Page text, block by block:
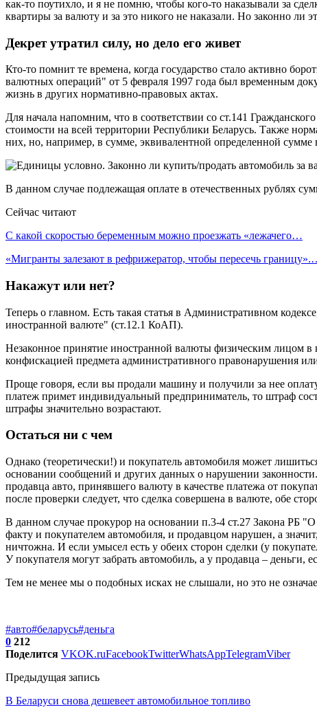
как-то поутихло, и я не помню, чтобы кого-то наказывали за
квартиры за валюту и за это никого не наказали. Но законно ли
Декрет утратил силу, но дело его живет
Кто-то помнит те времена, когда государство стало активно
валютных операций" от 5 февраля 1997 года был временным
жизнь в других нормативно-правовых актах.
Для начала напомним, что в соответствии со ст.141
стоимости на всей территории Республики Беларусь. Также
них, но, например, в сумме, эквивалентной определенной
В данном случае подлежащая оплате в отечественных рублях
Сейчас читают
С какой скоростью беременным можно проезжать «лежачего…
«Мигранты залезают в рефрижератор, чтобы пересечь
Накажут или нет?
Теперь о главном. Есть такая статья в Административном
иностранной валюте" (ст.12.1 КоАП).
Незаконное принятие иностранной валюты физическим лицом в
конфискацией предмета административного правонарушения
Проще говоря, если вы продали машину и получили за нее
платеж примет индивидуальный предприниматель, то штраф
штрафы значительно возрастают.
Остаться ни с чем
Однако (теоретически!) и покупатель автомобиля может
основании сообщений и других данных о нарушении
продавца авто, принявшего валюту в качестве платежа от
после проверки следует, что сделка совершена в валюте, обе
В данном случае прокурор на основании п.3-4 ст.27 Закона РБ
факту и покупателем автомобиля, и продавцом нарушен, а
ничтожна. И если умысел есть у обеих сторон сделки (у
У покупателя могут забрать автомобиль, а у продавца –
Тем не менее мы о подобных исках не слышали, но это не
#авто#беларусь#деньга
0 212
Поделится VKOK.ruFacebookTwitterWhatsAppTelegramViber
Предыдущая запись
В Беларуси снова дешевеет автомобильное топливо